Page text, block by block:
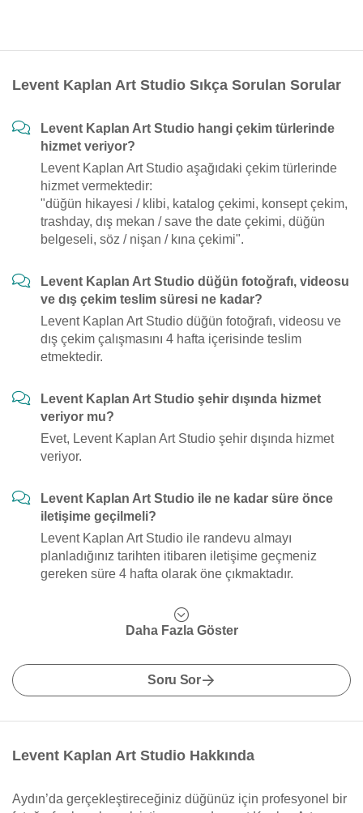
Levent Kaplan Art Studio Sıkça Sorulan Sorular
Levent Kaplan Art Studio hangi çekim türlerinde
hizmet veriyor?
Levent Kaplan Art Studio aşağıdaki çekim türlerinde
hizmet vermektedir:
"düğün hikayesi / klibi, katalog çekimi, konsept çekim,
trashday, dış mekan / save the date çekimi, düğün
belgeseli, söz / nişan / kına çekimi".
Levent Kaplan Art Studio düğün fotoğrafı, videosu
ve dış çekim teslim süresi ne kadar?
Levent Kaplan Art Studio düğün fotoğrafı, videosu ve
dış çekim çalışmasını 4 hafta içerisinde teslim
etmektedir.
Levent Kaplan Art Studio şehir dışında hizmet
veriyor mu?
Evet, Levent Kaplan Art Studio şehir dışında hizmet
veriyor.
Levent Kaplan Art Studio ile ne kadar süre önce
iletişime geçilmeli?
Levent Kaplan Art Studio ile randevu almayı
planladığınız tarihten itibaren iletişime geçmeniz
gereken süre 4 hafta olarak öne çıkmaktadır.
Daha Fazla Göster
Soru Sor
Levent Kaplan Art Studio Hakkında
Aydın’da gerçekleştireceğiniz düğünüz için profesyonel bir